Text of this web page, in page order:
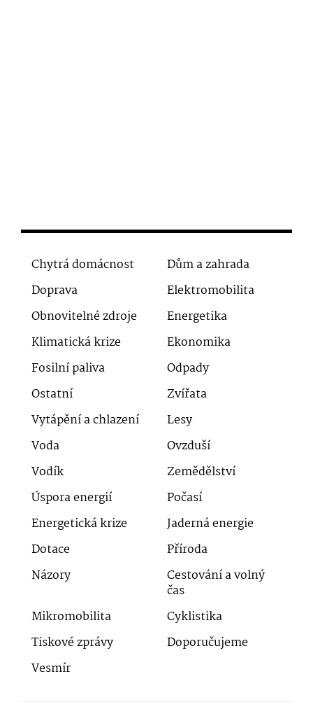
Chytrá domácnost
Dům a zahrada
Doprava
Elektromobilita
Obnovitelné zdroje
Energetika
Klimatická krize
Ekonomika
Fosilní paliva
Odpady
Ostatní
Zvířata
Vytápění a chlazení
Lesy
Voda
Ovzduší
Vodík
Zemědělství
Úspora energií
Počasí
Energetická krize
Jaderná energie
Dotace
Příroda
Názory
Cestování a volný
čas
Mikromobilita
Cyklistika
Tiskové zprávy
Doporučujeme
Vesmír